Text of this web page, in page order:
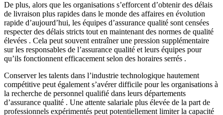
De plus, alors que les organisations s’efforcent d’obtenir des délais
de livraison plus rapides dans le monde des affaires en évolution
rapide d’aujourd’hui, les équipes d’assurance qualité sont censées
respecter des délais stricts tout en maintenant des normes de qualité
élevées . Cela peut souvent entraîner une pression supplémentaire
sur les responsables de l’assurance qualité et leurs équipes pour
qu’ils fonctionnent efficacement selon des horaires serrés .
Conserver les talents dans l’industrie technologique hautement
compétitive peut également s’avérer difficile pour les organisations à
la recherche de personnel qualifié dans leurs départements
d’assurance qualité . Une attente salariale plus élevée de la part de
professionnels expérimentés peut potentiellement limiter la capacité